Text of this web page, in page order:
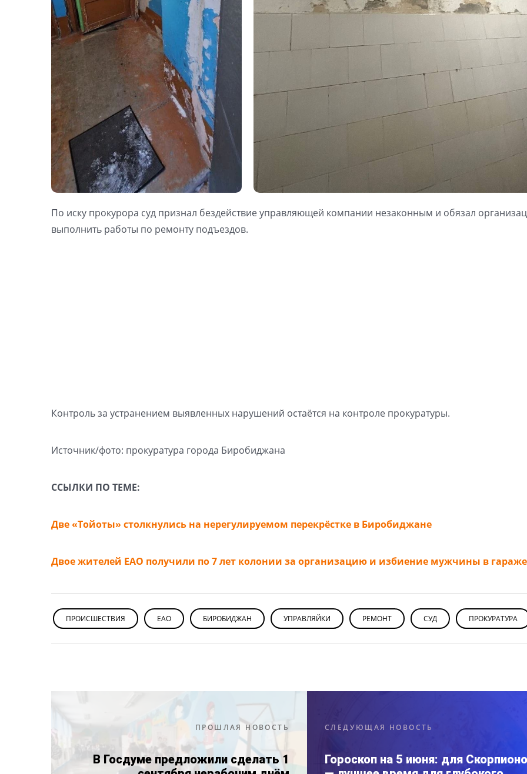
По иску прокурора суд признал бездействие управляющей компании незаконным и обязал
выполнить работы по ремонту подъездов.
Контроль за устранением выявленных нарушений остаётся на контроле прокуратуры.
Источник/фото: прокуратура города Биробиджана
ССЫЛКИ ПО ТЕМЕ:
Две «Тойоты» столкнулись на нерегулируемом перекрёстке в Биробиджане
Двое жителей ЕАО получили по 7 лет колонии за организацию и избиение мужчины в гараже
ПРОИСШЕСТВИЯ ЕАО БИРОБИДЖАН УПРАВЛЯЙКИ РЕМОНТ СУД ПРОКУРАТУРА
ПРОШЛАЯ НОВОСТЬ
В Госдуме предложили сделать 1
СЛЕДУЮЩАЯ НОВОСТЬ
Гороскоп на 5 июня: для